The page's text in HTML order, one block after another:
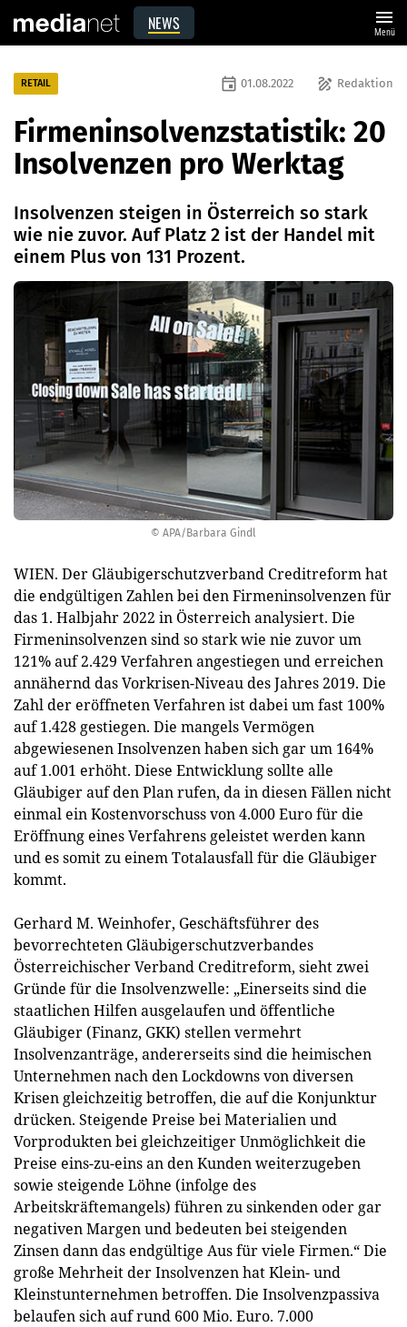
NEWS menu
Menü
© APA/Barbara Gindl
RETAIL draw Redaktion
event 01.08.2022
Firmeninsolvenzstatistik: 20
Insolvenzen pro Werktag
Insolvenzen steigen in Österreich so stark
wie nie zuvor. Auf Platz 2 ist der Handel mit
einem Plus von 131 Prozent.
WIEN. Der Gläubigerschutzverband Creditreform hat
die endgültigen Zahlen bei den Firmeninsolvenzen für
das 1. Halbjahr 2022 in Österreich analysiert. Die
Firmeninsolvenzen sind so stark wie nie zuvor um
121% auf 2.429 Verfahren angestiegen und erreichen
annähernd das Vorkrisen-Niveau des Jahres 2019. Die
Zahl der eröffneten Verfahren ist dabei um fast 100%
auf 1.428 gestiegen. Die mangels Vermögen
abgewiesenen Insolvenzen haben sich gar um 164%
auf 1.001 erhöht. Diese Entwicklung sollte alle
Gläubiger auf den Plan rufen, da in diesen Fällen nicht
einmal ein Kostenvorschuss von 4.000 Euro für die
Eröffnung eines Verfahrens geleistet werden kann
und es somit zu einem Totalausfall für die Gläubiger
kommt.
Gerhard M. Weinhofer, Geschäftsführer des
bevorrechteten Gläubigerschutzverbandes
Österreichischer Verband Creditreform, sieht zwei
Gründe für die Insolvenzwelle: „Einerseits sind die
staatlichen Hilfen ausgelaufen und öffentliche
Gläubiger (Finanz, GKK) stellen vermehrt
Insolvenzanträge, andererseits sind die heimischen
Unternehmen nach den Lockdowns von diversen
Krisen gleichzeitig betroffen, die auf die Konjunktur
drücken. Steigende Preise bei Materialien und
Vorprodukten bei gleichzeitiger Unmöglichkeit die
Preise eins-zu-eins an den Kunden weiterzugeben
sowie steigende Löhne (infolge des
Arbeitskräftemangels) führen zu sinkenden oder gar
negativen Margen und bedeuten bei steigenden
Zinsen dann das endgültige Aus für viele Firmen.“ Die
große Mehrheit der Insolvenzen hat Klein- und
Kleinstunternehmen betroffen. Die Insolvenzpassiva
belaufen sich auf rund 600 Mio. Euro. 7.000